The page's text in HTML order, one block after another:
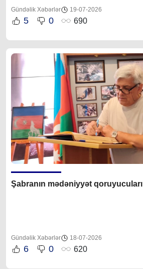
Gündəlik Xəbərlər 19-07-2026
5 0 690
Şabranın mədəniyyət qoruyucuları
Gündəlik Xəbərlər 18-07-2026
6 0 620